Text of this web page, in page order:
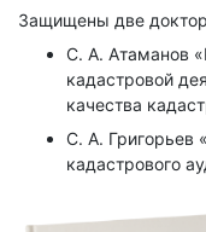
Защищены две
С. А. Атаманов
кадастровой
качества
С. А. Григорьев
кадастрового